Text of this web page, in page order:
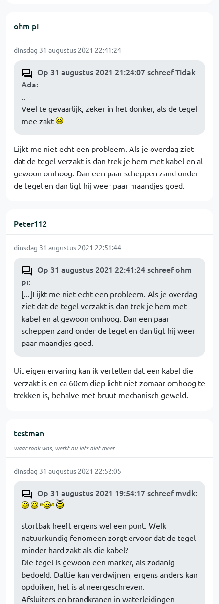
ohm pi
dinsdag 31 augustus 2021 22:41:24
Op 31 augustus 2021 21:24:07 schreef Tidak
Ada:
..
Veel te gevaarlijk, zeker in het donker, als de tegel
mee zakt
Lijkt me niet echt een probleem. Als je overdag ziet
dat de tegel verzakt is dan trek je hem met kabel en al
gewoon omhoog. Dan een paar scheppen zand onder
de tegel en dan ligt hij weer paar maandjes goed.
Peter112
dinsdag 31 augustus 2021 22:51:44
Op 31 augustus 2021 22:41:24 schreef ohm
pi:
[...]Lijkt me niet echt een probleem. Als je overdag
ziet dat de tegel verzakt is dan trek je hem met
kabel en al gewoon omhoog. Dan een paar
scheppen zand onder de tegel en dan ligt hij weer
paar maandjes goed.
Uit eigen ervaring kan ik vertellen dat een kabel die
verzakt is en ca 60cm diep licht niet zomaar omhoog te
trekken is, behalve met bruut mechanisch geweld.
testman
waar rook was, werkt nu iets niet meer
dinsdag 31 augustus 2021 22:52:05
Op 31 augustus 2021 19:54:17 schreef mvdk:
stortbak heeft ergens wel een punt. Welk
natuurkundig fenomeen zorgt ervoor dat de tegel
minder hard zakt als die kabel?
Die tegel is gewoon een marker, als zodanig
bedoeld. Dattie kan verdwijnen, ergens anders kan
opduiken, het is al neergeschreven.
Afsluiters en brandkranen in waterleidingen